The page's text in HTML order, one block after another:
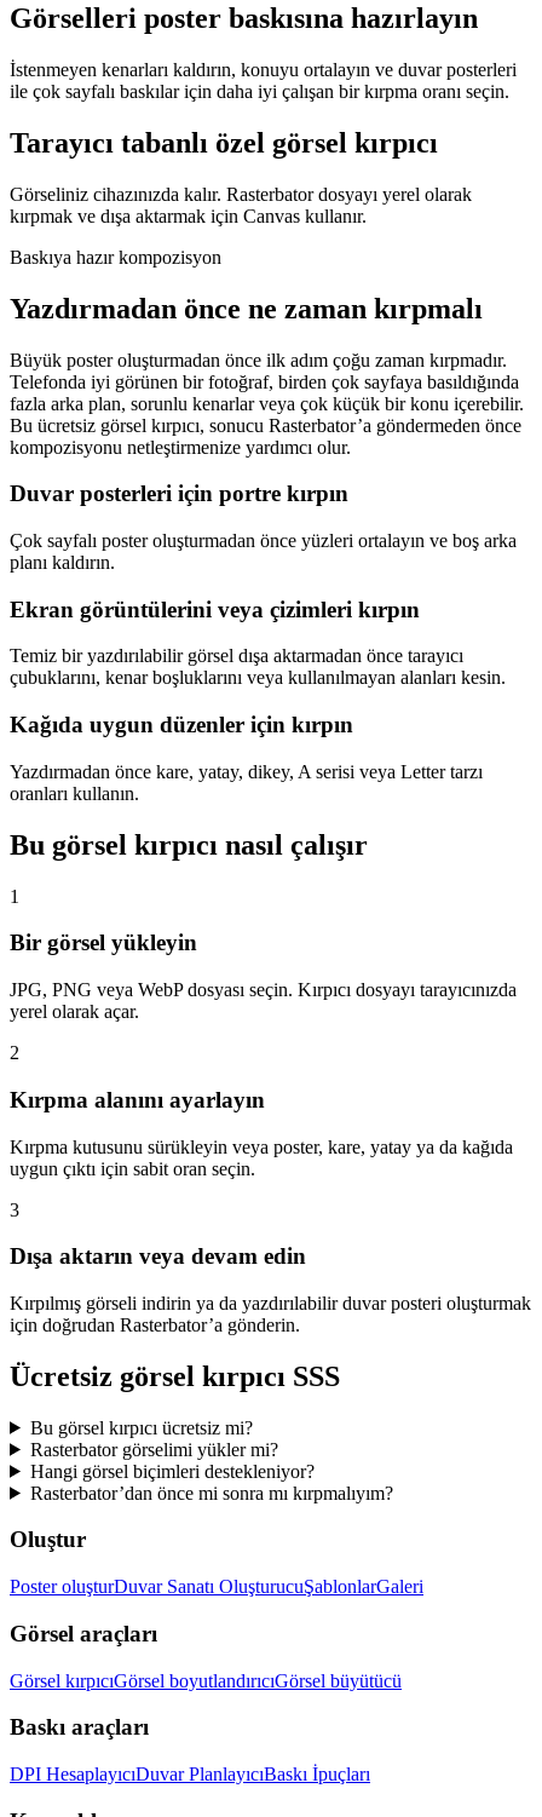
Görselleri poster baskısına hazırlayın
İstenmeyen kenarları kaldırın, konuyu ortalayın ve duvar posterleri
ile çok sayfalı baskılar için daha iyi çalışan bir kırpma oranı seçin.
Tarayıcı tabanlı özel görsel kırpıcı
Görseliniz cihazınızda kalır. Rasterbator dosyayı yerel olarak
kırpmak ve dışa aktarmak için Canvas kullanır.
Baskıya hazır kompozisyon
Yazdırmadan önce ne zaman kırpmalı
Büyük poster oluşturmadan önce ilk adım çoğu zaman kırpmadır.
Telefonda iyi görünen bir fotoğraf, birden çok sayfaya basıldığında
fazla arka plan, sorunlu kenarlar veya çok küçük bir konu içerebilir.
Bu ücretsiz görsel kırpıcı, sonucu Rasterbator’a göndermeden önce
kompozisyonu netleştirmenize yardımcı olur.
Duvar posterleri için portre kırpın
Çok sayfalı poster oluşturmadan önce yüzleri ortalayın ve boş arka
planı kaldırın.
Ekran görüntülerini veya çizimleri kırpın
Temiz bir yazdırılabilir görsel dışa aktarmadan önce tarayıcı
çubuklarını, kenar boşluklarını veya kullanılmayan alanları kesin.
Kağıda uygun düzenler için kırpın
Yazdırmadan önce kare, yatay, dikey, A serisi veya Letter tarzı
oranları kullanın.
Bu görsel kırpıcı nasıl çalışır
1
Bir görsel yükleyin
JPG, PNG veya WebP dosyası seçin. Kırpıcı dosyayı tarayıcınızda
yerel olarak açar.
2
Kırpma alanını ayarlayın
Kırpma kutusunu sürükleyin veya poster, kare, yatay ya da kağıda
uygun çıktı için sabit oran seçin.
3
Dışa aktarın veya devam edin
Kırpılmış görseli indirin ya da yazdırılabilir duvar posteri oluşturmak
için doğrudan Rasterbator’a gönderin.
Ücretsiz görsel kırpıcı SSS
Bu görsel kırpıcı ücretsiz mi?
Rasterbator görselimi yükler mi?
Hangi görsel biçimleri destekleniyor?
Rasterbator’dan önce mi sonra mı kırpmalıyım?
Oluştur
Poster oluşturDuvar Sanatı OluşturucuŞablonlarGaleri
Görsel araçları
Görsel kırpıcıGörsel boyutlandırıcıGörsel büyütücü
Baskı araçları
DPI HesaplayıcıDuvar PlanlayıcıBaskı İpuçları